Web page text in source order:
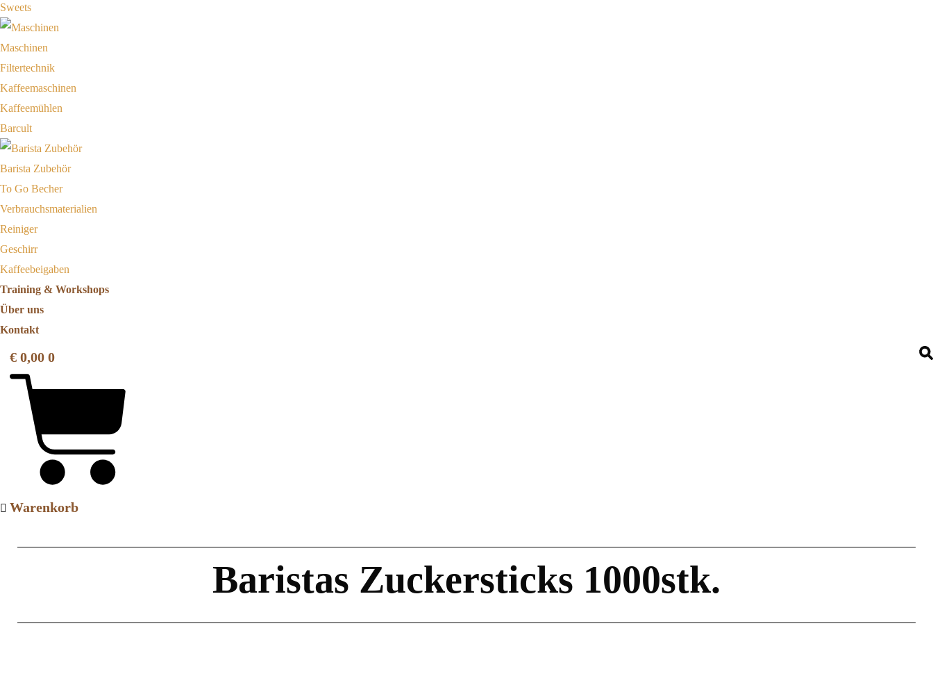
Sweets
Maschinen
Filtertechnik
Kaffeemaschinen
Kaffeemühlen
Barcult
Barista Zubehör
To Go Becher
Verbrauchsmaterialien
Reiniger
Geschirr
Kaffeebeigaben
Training & Workshops
Über uns
Kontakt
€ 0,00 0
Warenkorb
Baristas Zuckersticks 1000stk.